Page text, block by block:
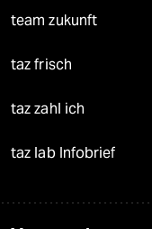
team zukunft
taz frisch
taz zahl ich
taz lab Infobrief